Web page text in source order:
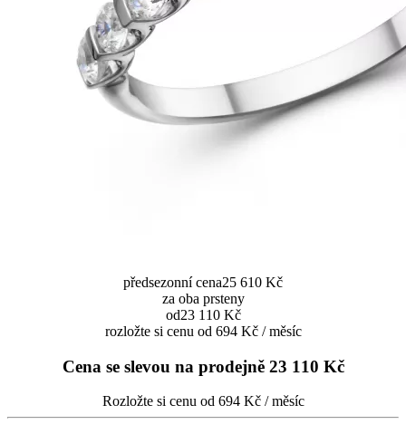
předsezonní cena25 610 Kč
za oba prsteny
od23 110 Kč
rozložte si cenu od 694 Kč / měsíc
Cena se slevou na prodejně 23 110 Kč
Rozložte si cenu od 694 Kč / měsíc